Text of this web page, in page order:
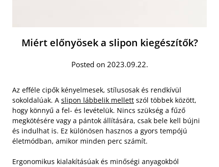
Miért előnyösek a slipon kiegészítők?
Posted on 2023.09.22.
Az efféle cipők kényelmesek, stílusosak és rendkívül
sokoldalúak. A slipon lábbelik mellett szól többek között,
hogy könnyű a fel- és levételük. Nincs szükség a fűző
megkötésére vagy a pántok állítására, csak bele kell bújni
és indulhat is. Ez különösen hasznos a gyors tempójú
életmódban, amikor minden perc számít.
Ergonomikus kialakításúak és minőségi anyagokból